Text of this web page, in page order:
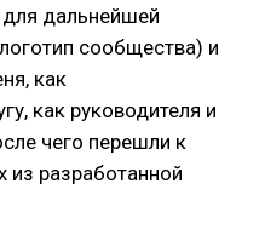
дальнейшей
сообщества) и
как
как руководителя и
чего перешли к
из разработанной